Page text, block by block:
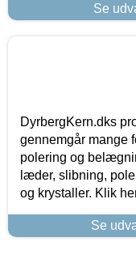
Se
DyrbergKern.dks
gennemgår mange
polering og
læder, slibning,
og krystaller. Klik
Se